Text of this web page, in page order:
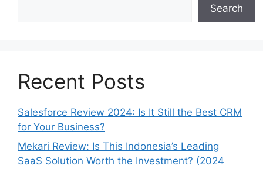
Search
Recent Posts
Salesforce Review 2024: Is It Still the Best CRM
for Your Business?
Mekari Review: Is This Indonesia’s Leading
SaaS Solution Worth the Investment? (2024